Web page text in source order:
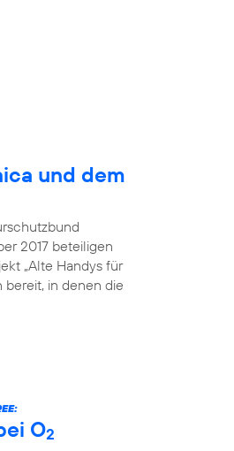
und dem
2017 beteiligen
„Alte Handys für
bereit, in denen die
O2